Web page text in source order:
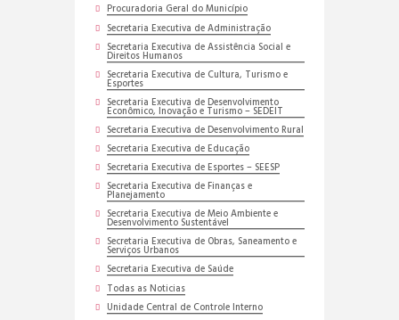
Procuradoria Geral do Município
Secretaria Executiva de Administração
Secretaria Executiva de Assistência Social e
Direitos Humanos
Secretaria Executiva de Cultura, Turismo e
Esportes
Secretaria Executiva de Desenvolvimento
Econômico, Inovação e Turismo – SEDEIT
Secretaria Executiva de Desenvolvimento Rural
Secretaria Executiva de Educação
Secretaria Executiva de Esportes – SEESP
Secretaria Executiva de Finanças e
Planejamento
Secretaria Executiva de Meio Ambiente e
Desenvolvimento Sustentável
Secretaria Executiva de Obras, Saneamento e
Serviços Urbanos
Secretaria Executiva de Saúde
Todas as Noticias
Unidade Central de Controle Interno